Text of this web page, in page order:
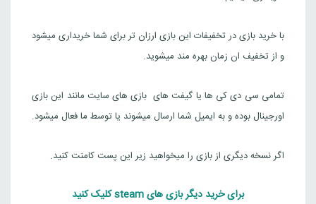
با خرید بازی در تخفیفات این بازی ارزان تر برای شما خریداری میشود
و از تخفیف ان زمان بهره مند میشوید.
تمامی سی دی کی ها یا گیفت های بازی های سایت مانند این بازی
اورجینال بوده و به ایمیل شما ارسال میشوند یا توسط ما فعال میشود.
اگر نسخه دیگری از بازی را میخواهید زیر این پست کامنت کنید.
برای خرید دیگر بازی های steam کلیک کنید